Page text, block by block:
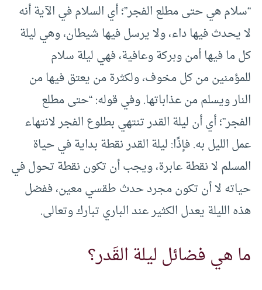
“سلام هي حتى مطلع الفجر”؛ أي السلام في الآية أنه
لا يحدث فيها داء، ولا يرسل فيها شيطان، وهي ليلة
كل ما فيها أمن وبركة وعافية، فهي ليلة سلام
للمؤمنين من كل مخوف، ولكثرة من يعتق فيها من
النار ويسلم من عذاباتها. وفي قوله: “حتى مطلع
الفجر”؛ أي أن ليلة القدر تنتهي بطلوع الفجر لانتهاء
عمل الليل به. فإذًا: ليلة القدر نقطة بداية في حياة
المسلم لا نقطة عابرة، ويجب أن تكون نقطة تحول في
حياته لا أن تكون مجرد حدث طقسي معين، ففضل
هذه الليلة يعدل الكثير عند الباري تبارك وتعالى.
ما هي فضائل ليلة القَدر؟